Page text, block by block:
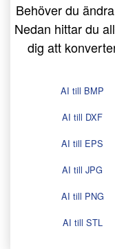
Behöver du
Nedan hittar du
dig att
AI till BMP
AI till DXF
AI till EPS
AI till JPG
AI till PNG
AI till STL